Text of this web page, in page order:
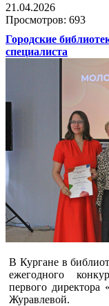
21.04.2026
Просмотров: 693
Городские
специалиста
В Кургане в
ежегодного
первого
Журавлевой.